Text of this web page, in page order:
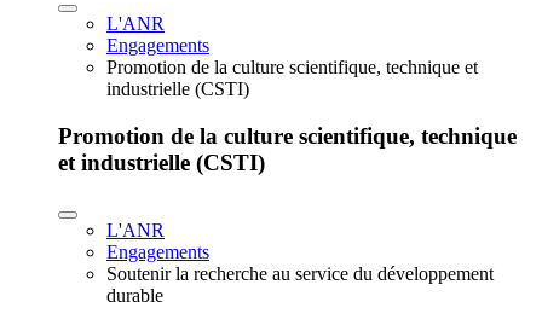
L'ANR
Engagements
Promotion de la culture scientifique, technique et
industrielle (CSTI)
Promotion de la culture scientifique, technique
et industrielle (CSTI)
L'ANR
Engagements
Soutenir la recherche au service du développement
durable